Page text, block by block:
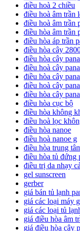
điều hoà 2 chiều
điều hoà âm trần
điều hoà âm trần
điều hòa âm trần
điều hòa áp trần
điều hòa cây
điều hòa cây
điều hoà cây
điều hòa cây
điều hoà cây
điều hòa cây
điều hòa cục bộ
điều hòa không
điều hoà lọc
điều hòa nanoe
điều hoà nanoe g
điều hòa trung
điều hòa tủ đứng
điều trị da nhạy
gel sunscreen
gerber
giá bán tủ lạnh
giá các loại máy
giá các loại tủ
giá điều hòa âm
giá điều hòa cây